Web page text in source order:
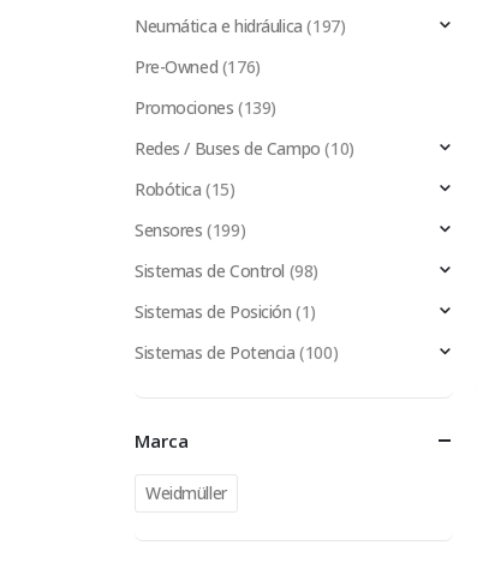
Neumática e hidráulica (197)
Pre-Owned (176)
Promociones (139)
Redes / Buses de Campo (10)
Robótica (15)
Sensores (199)
Sistemas de Control (98)
Sistemas de Posición (1)
Sistemas de Potencia (100)
Marca
Weidmüller